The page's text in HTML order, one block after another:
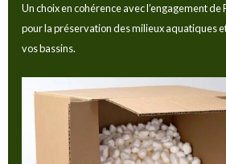
Un choix en cohérence avec l’engagement de
pour la préservation des milieux aquatiques
vos bassins.